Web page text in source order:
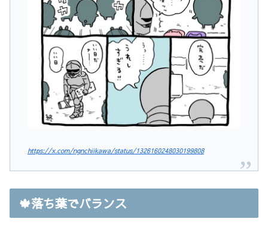
https://x.com/ngnchiikawa/status/1326160248030199808
🍁落ち葉でバランス